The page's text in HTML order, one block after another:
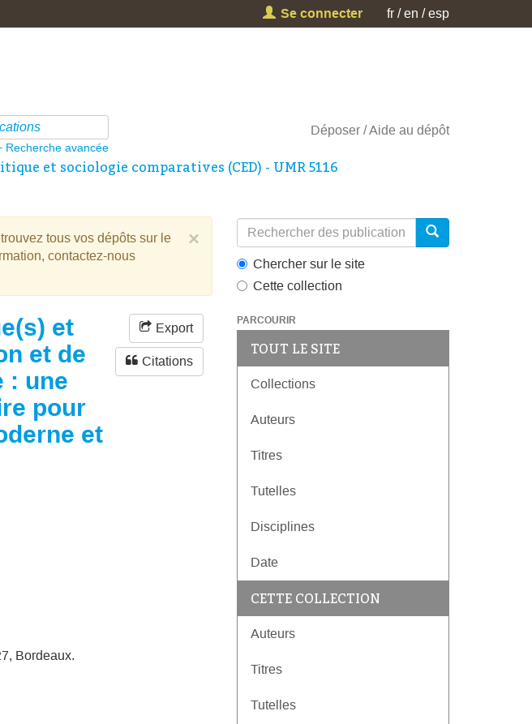
Se connecter fr en esp
Recherche avancée
Déposer Aide au dépôt
et sociologie comparatives (CED) - UMR 5116
×
tous vos dépôts sur le
contactez-nous
et
et de
: une
pour
et
Export
Citations
Bordeaux.
Chercher sur le site
Cette collection
PARCOURIR
TOUT LE SITE
Collections
Auteurs
Titres
Tutelles
Disciplines
Date
CETTE COLLECTION
Auteurs
Titres
Tutelles